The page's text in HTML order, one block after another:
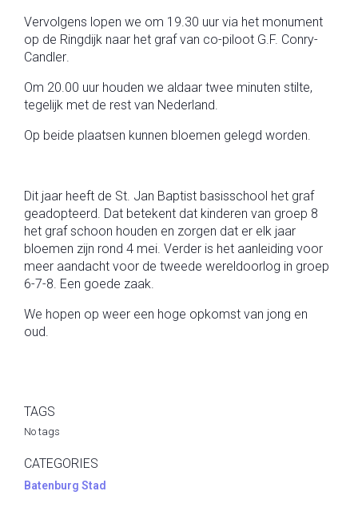
Vervolgens lopen we om 19.30 uur via het monument
op de Ringdijk naar het graf van co-piloot G.F. Conry-
Candler.
Om 20.00 uur houden we aldaar twee minuten stilte,
tegelijk met de rest van Nederland.
Op beide plaatsen kunnen bloemen gelegd worden.
Dit jaar heeft de St. Jan Baptist basisschool het graf
geadopteerd. Dat betekent dat kinderen van groep 8
het graf schoon houden en zorgen dat er elk jaar
bloemen zijn rond 4 mei. Verder is het aanleiding voor
meer aandacht voor de tweede wereldoorlog in groep
6-7-8. Een goede zaak.
We hopen op weer een hoge opkomst van jong en
oud.
TAGS
No tags
CATEGORIES
Batenburg Stad